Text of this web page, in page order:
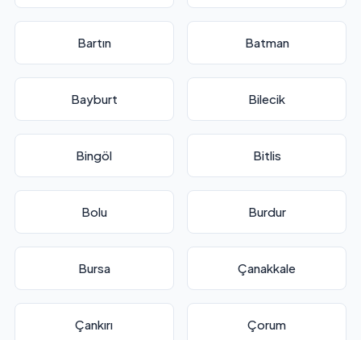
Bartın Batman
Bayburt Bilecik
Bingöl Bitlis
Bolu Burdur
Bursa Çanakkale
Çankırı Çorum